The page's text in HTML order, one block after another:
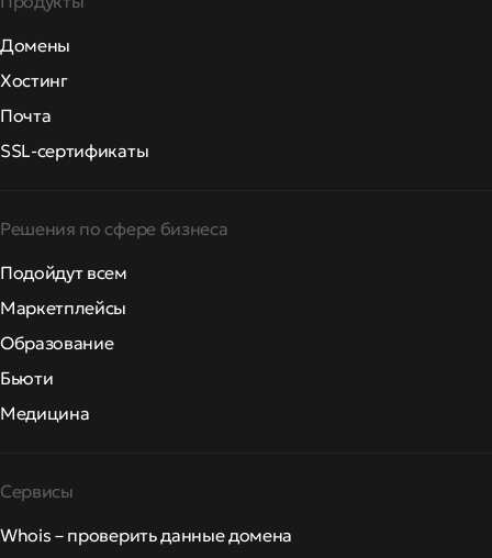
Домены
Хостинг
Почта
SSL-сертификаты
Решения по сфере бизнеса
Подойдут всем
Маркетплейсы
Образование
Бьюти
Медицина
Сервисы
Whois – проверить данные домена